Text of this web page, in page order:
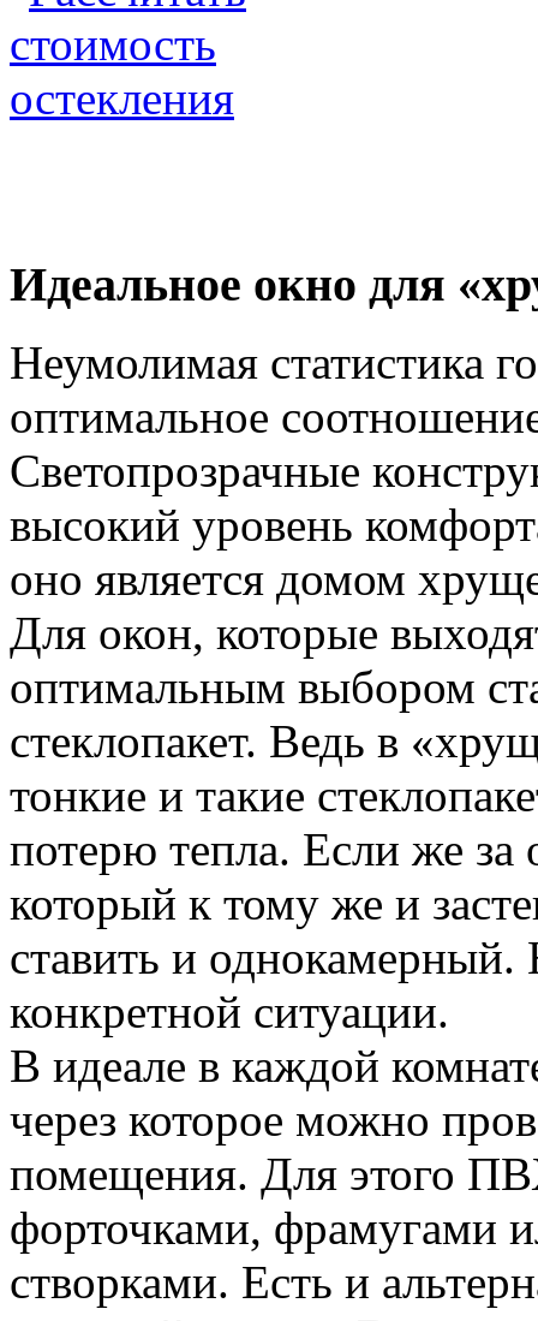
Идеальное окно для
Неумолимая статистика
оптимальное
Светопрозрачные
высокий уровень
оно является домом
Для окон, которые
оптимальным выбором
стеклопакет. Ведь в
тонкие и такие
потерю тепла. Если же за
который к тому же и
ставить и однокамерный.
конкретной ситуации.
В идеале в каждой
через которое можно
помещения. Для этого
форточками, фрамугами
створками. Есть и